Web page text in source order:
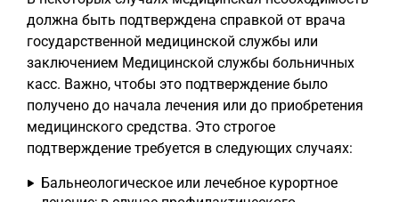
должна быть подтверждена справкой от врача
государственной медицинской службы или
заключением Медицинской службы больничных
касс. Важно, чтобы это подтверждение было
получено до начала лечения или до приобретения
медицинского средства. Это строгое
подтверждение требуется в следующих случаях:
Бальнеологическое или лечебное курортное